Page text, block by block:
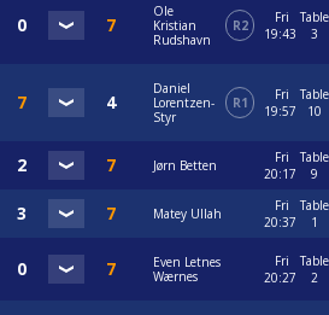
Ole
Kristian
Rudshavn
R2
Fri
19:43
Table
3
Daniel
Lorentzen-
Styr
R1
Fri
19:57
Table
10
Jørn Betten
Fri
20:17
Table
9
Matey Ullah
Fri
20:37
Table
1
Even Letnes
Wærnes
Fri
20:27
Table
2